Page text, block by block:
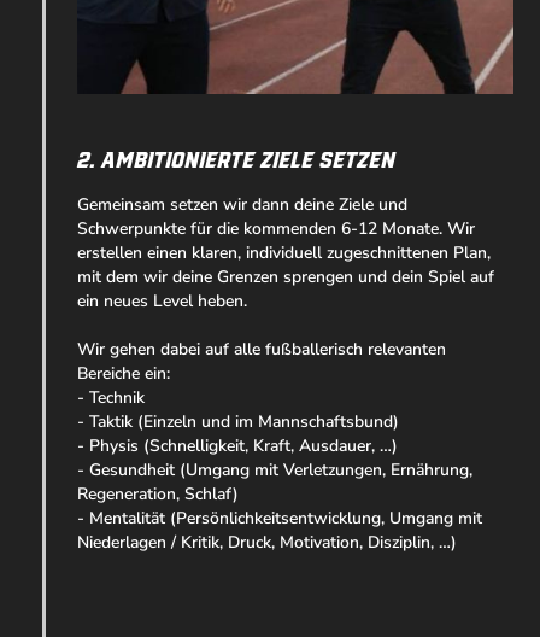
2. Ambitionierte Ziele setzen
Gemeinsam setzen wir dann deine Ziele und
Schwerpunkte für die kommenden 6-12 Monate. Wir
erstellen einen klaren, individuell zugeschnittenen Plan,
mit dem wir deine Grenzen sprengen und dein Spiel auf
ein neues Level heben.
Wir gehen dabei auf alle fußballerisch relevanten
Bereiche ein:
- Technik
- Taktik (Einzeln und im Mannschaftsbund)
- Physis (Schnelligkeit, Kraft, Ausdauer, …)
- Gesundheit (Umgang mit Verletzungen, Ernährung,
Regeneration, Schlaf)
- Mentalität (Persönlichkeitsentwicklung, Umgang mit
Niederlagen / Kritik, Druck, Motivation, Disziplin, …)